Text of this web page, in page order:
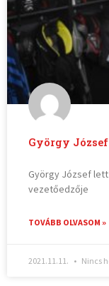
György
György József lett
vezetőedzője
TOVÁBB OLVASOM »
2021.11.11. Nincs